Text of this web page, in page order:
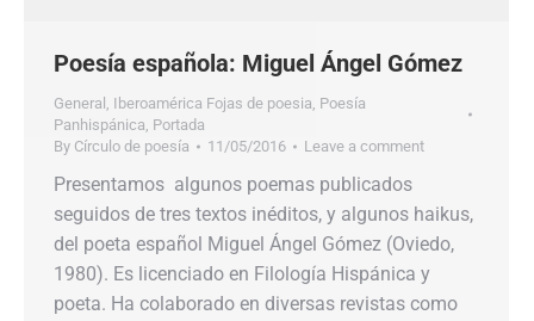
Poesía española: Miguel Ángel Gómez
General , Iberoamérica Fojas de poesia, Poesía
Panhispánica, Portada
By Círculo de poesía 11/05/2016 Leave a comment
Presentamos algunos poemas publicados
seguidos de tres textos inéditos, y algunos haikus,
del poeta español Miguel Ángel Gómez (Oviedo,
1980). Es licenciado en Filología Hispánica y
poeta. Ha colaborado en diversas revistas como